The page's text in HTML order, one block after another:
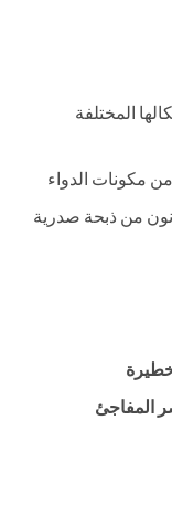
المختلفة
مكونات الدواء
من ذبحة صدرية
المفاجئ